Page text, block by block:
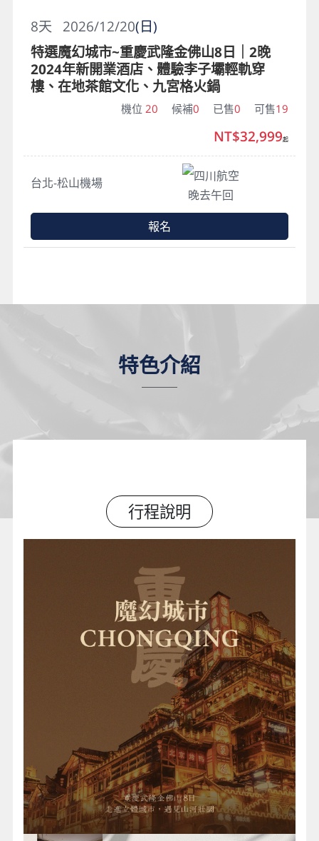
特色介紹
行程說明
2026/12/20(日)
8天
特選魔幻城市~重慶武隆金佛山8日｜2晚
2024年新開業酒店、體驗李子壩輕軌穿
樓、在地茶館文化、九宮格火鍋
機位 20 候補0 已售0 可售19
台北-松山機場
四川航空
晚去午回
NT$32,999起
報名